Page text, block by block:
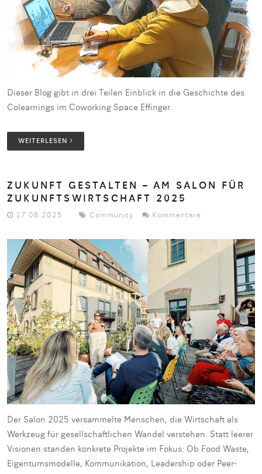
Dieser Blog gibt in drei Teilen Einblick in die Geschichte des
Colearnings im Coworking Space Effinger.
WEITERLESEN
ZUKUNFT GESTALTEN – AM SALON FÜR
ZUKUNFTSWIRTSCHAFT 2025
17.06.2025 Community Kommentare
Der Salon 2025 versammelte Menschen, die Wirtschaft als
Werkzeug für gesellschaftlichen Wandel verstehen. Statt leerer
Visionen standen konkrete Projekte im Fokus: Ob Food Waste,
Eigentumsmodelle, Kommunikation, Leadership oder Peer-